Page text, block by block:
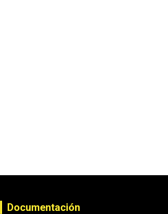
Documentación